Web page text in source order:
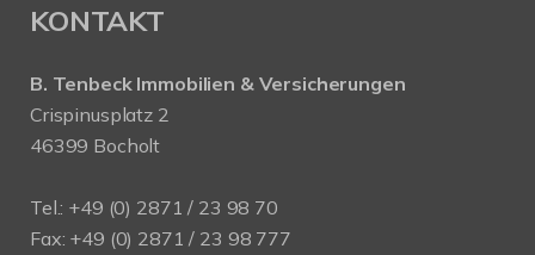
KONTAKT
B. Tenbeck Immobilien & Versicherungen
Crispinusplatz 2
46399 Bocholt
Tel.: +49 (0) 2871 / 23 98 70
Fax: +49 (0) 2871 / 23 98 777